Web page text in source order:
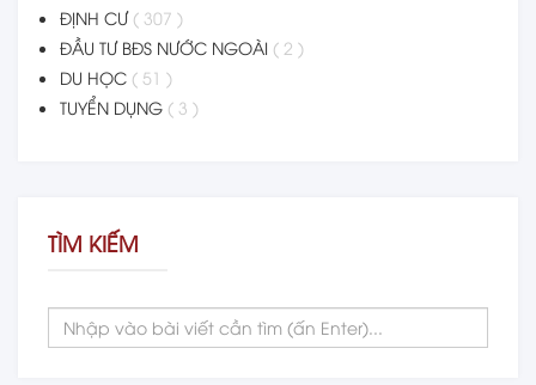
ĐỊNH CƯ ( 307 )
ĐẦU TƯ BĐS NƯỚC NGOÀI ( 2 )
DU HỌC ( 51 )
TUYỂN DỤNG ( 3 )
TÌM KIẾM